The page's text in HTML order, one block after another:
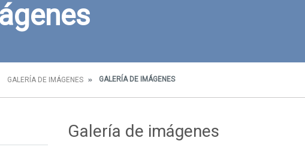
GALERÍA DE IMÁGENES GALERÍA DE IMÁGENES
Galería de imágenes